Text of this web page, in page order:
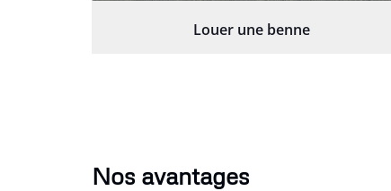
Louer une benne
Nos avantages